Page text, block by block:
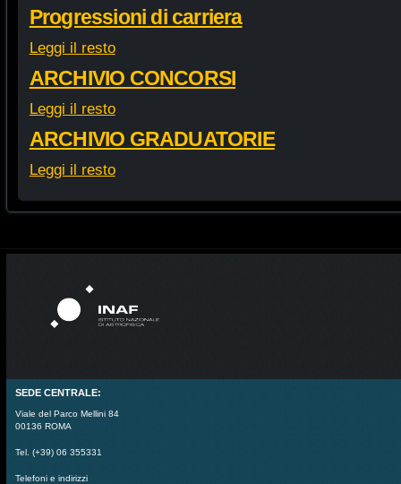
Progressioni di carriera
Leggi il resto
ARCHIVIO CONCORSI
Leggi il resto
ARCHIVIO GRADUATORIE
Leggi il resto
SEDE CENTRALE:
Viale del Parco Mellini 84
00136 ROMA
Tel. (+39) 06 355331
Telefoni e indirizzi